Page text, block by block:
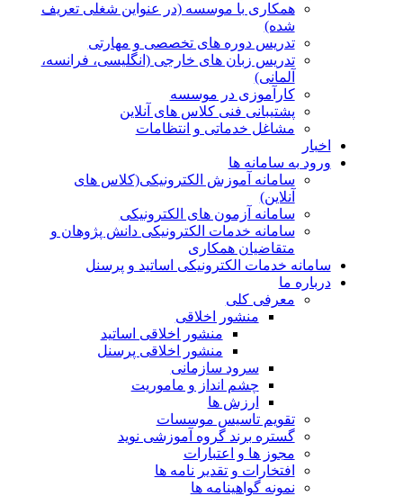
همکاری با موسسه (در عنواین شغلی تعریف
شده)
تدریس دوره های تخصصی و مهارتی
تدریس زبان های خارجی (انگلیسی، فرانسه،
آلمانی)
کارآموزی در موسسه
پشتیبانی فنی کلاس های آنلاین
مشاغل خدماتی و انتظامات
اخبار
ورود به سامانه ها
سامانه آموزش الکترونیکی(کلاس های
آنلاین)
سامانه آزمون های الکترونیکی
سامانه خدمات الکترونیکی دانش پژوهان و
متقاضیان همکاری
سامانه خدمات الکترونیکی اساتید و پرسنل
درباره ما
معرفی کلی
منشور اخلاقی
منشور اخلاقی اساتید
منشور اخلاقی پرسنل
سرود سازمانی
چشم انداز و ماموریت
ارزش ها
تقویم تاسیس موسسات
گستره برند گروه آموزشی نوید
مجوز ها و اعتبارات
افتخارات و تقدیر نامه ها
نمونه گواهینامه ها